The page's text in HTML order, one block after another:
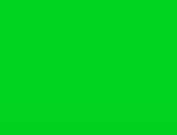
면, 정확한 백분율 점
제 - 오답) / 총 문제 * 100]을